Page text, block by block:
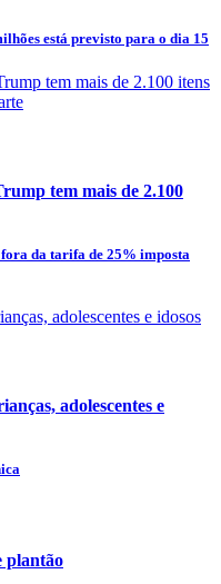
está previsto para o dia 15
tem mais de 2.100
da tarifa de 25% imposta
adolescentes e
plantão